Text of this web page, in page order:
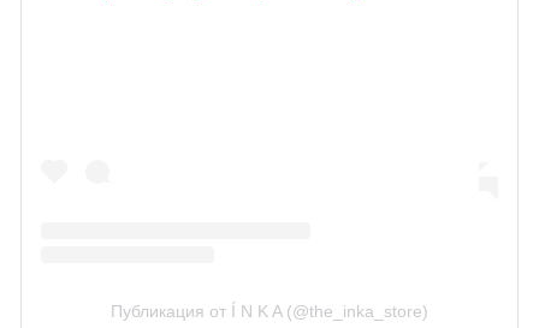
Публикация от Í N K A (@the_inka_store)